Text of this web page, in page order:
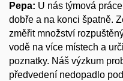
Pepa: U nás týmová
dobře a na konci špatně.
změřit množství
vodě na více místech a
poznatky. Náš výzkum
předvedení nedopadlo